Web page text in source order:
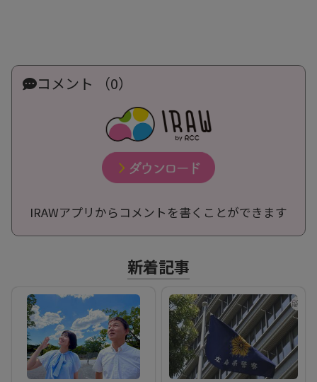
コメント （0）
IRAWアプリからコメントを書くことができます
新着記事